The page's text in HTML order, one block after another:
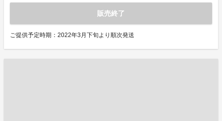
販売終了
ご提供予定時期：2022年3月下旬より順次発送